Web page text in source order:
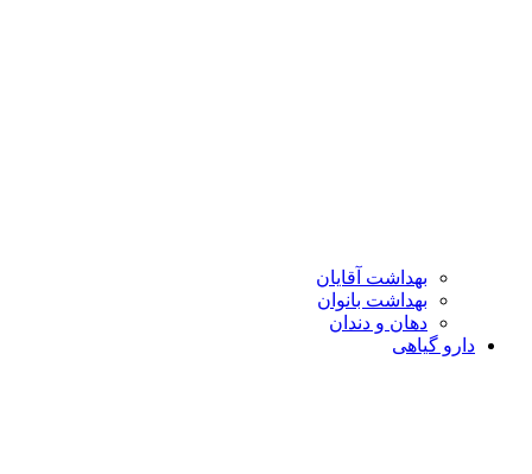
بهداشت آقایان
بهداشت بانوان
دهان و دندان
دارو گیاهی